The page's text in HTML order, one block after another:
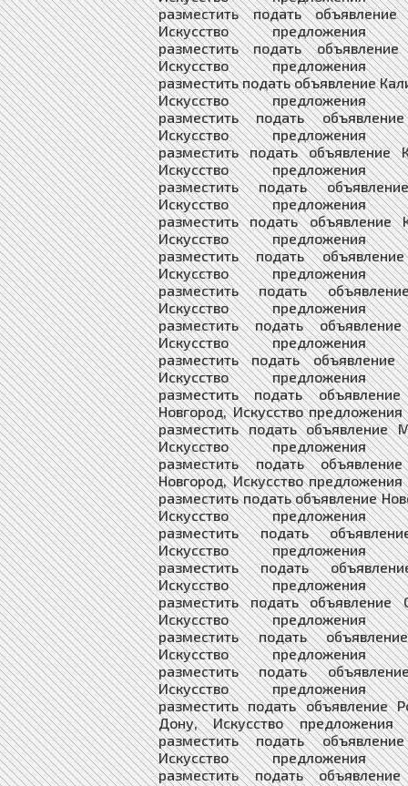
разместить подать объявление
Искусство предложения
разместить подать объявление
Искусство предложения
разместить подать объявление
Искусство предложения
разместить подать
Искусство предложения
разместить подать объявление
Искусство предложения
разместить подать
Искусство предложения
разместить подать объявление
Искусство предложения
разместить подать
Искусство предложения
разместить подать
Искусство предложения
разместить подать
Искусство предложения
разместить подать объявление
Искусство предложения
разместить подать
Новгород, Искусство предложения
разместить подать объявление
Искусство предложения
разместить подать
Новгород, Искусство предложения
разместить подать объявление
Искусство предложения
разместить подать
Искусство предложения
разместить подать
Искусство предложения
разместить подать объявление
Искусство предложения
разместить подать
Искусство предложения
разместить подать
Искусство предложения
разместить подать объявление
Дону, Искусство предложения
разместить подать
Искусство предложения
разместить подать